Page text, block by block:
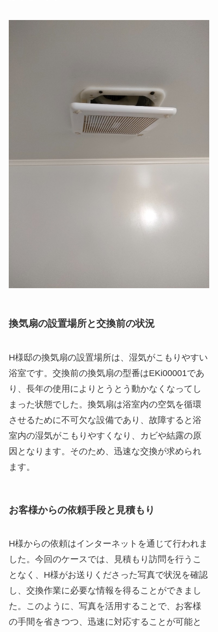
換気扇の設置場所と交換前の状況
H様邸の換気扇の設置場所は、湿気がこもりやすい
浴室です。交換前の換気扇の型番はEKi00001であ
り、長年の使用によりとうとう動かなくなってし
まった状態でした。換気扇は浴室内の空気を循環
させるために不可欠な設備であり、故障すると浴
室内の湿気がこもりやすくなり、カビや結露の原
因となります。そのため、迅速な交換が求められ
ます。
お客様からの依頼手段と見積もり
H様からの依頼はインターネットを通じて行われま
した。今回のケースでは、見積もり訪問を行うこ
となく、H様がお送りくださった写真で状況を確認
し、交換作業に必要な情報を得ることができまし
た。このように、写真を活用することで、お客様
の手間を省きつつ、迅速に対応することが可能と